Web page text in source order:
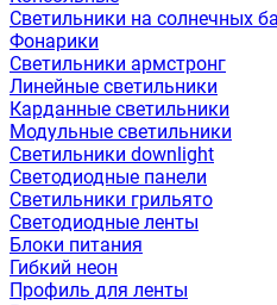
Светильники на солнечных
Фонарики
Светильники армстронг
Линейные светильники
Карданные светильники
Модульные светильники
Светильники downlight
Светодиодные панели
Светильники грильято
Светодиодные ленты
Блоки питания
Гибкий неон
Профиль для ленты